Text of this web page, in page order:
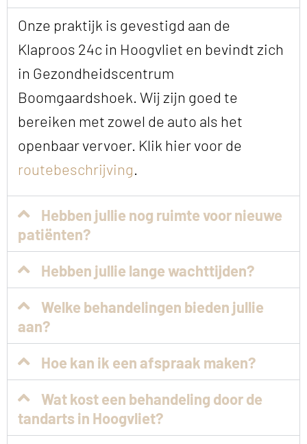
Onze praktijk is gevestigd aan de
Klaproos 24c in Hoogvliet en bevindt zich
in Gezondheidscentrum
Boomgaardshoek. Wij zijn goed te
bereiken met zowel de auto als het
openbaar vervoer. Klik hier voor de
routebeschrijving
Hebben jullie nog ruimte voor nieuwe
patiënten?
Hebben jullie lange wachttijden?
Welke behandelingen bieden jullie
aan?
Hoe kan ik een afspraak maken?
Wat kost een behandeling door de
tandarts in Hoogvliet?